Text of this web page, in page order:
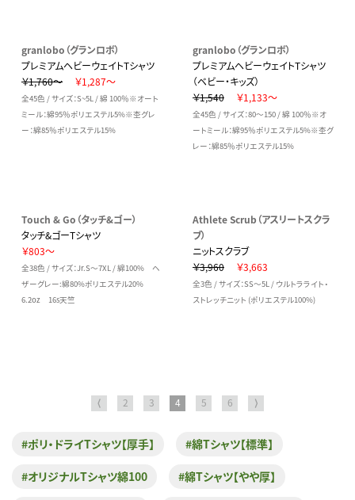
granlobo（グランロボ）
プレミアムヘビーウェイトTシャツ
￥1,760～
￥1,287～
全45色 / サイズ：S~5L / 綿 100％※オート
ミール：綿95％ポリエステル5%※杢グレ
ー：綿85％ポリエステル15%
granlobo（グランロボ）
プレミアムヘビーウェイトTシャツ
（ベビー・キッズ）
￥1,540
￥1,133～
全45色 / サイズ：80～150 / 綿 100％※オ
ートミール：綿95％ポリエステル5%※杢グ
レー：綿85％ポリエステル15%
Touch & Go（タッチ&ゴー）
タッチ&ゴーTシャツ
￥803～
全38色 / サイズ：Jr.S～7XL / 綿100% ヘ
ザーグレー:綿80%ポリエステル20%
6.2oz 16s天竺
Athlete Scrub（アスリートスクラ
ブ）
ニットスクラブ
￥3,960
￥3,663
全3色 / サイズ：SS～5L / ウルトラライト・
ストレッチニット (ポリエステル100%)
⟨ 2 3 4 5 6 ⟩
#ポリ・ドライTシャツ【厚手】 #綿Tシャツ【標準】
#オリジナルTシャツ綿100 #綿Tシャツ【やや厚】